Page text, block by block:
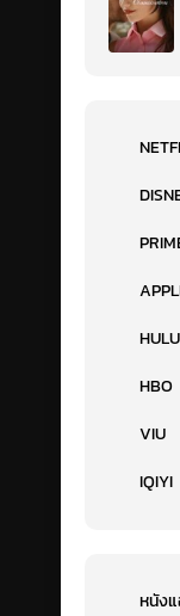
HULU
HBO
VIU
IQIYI
หนัง